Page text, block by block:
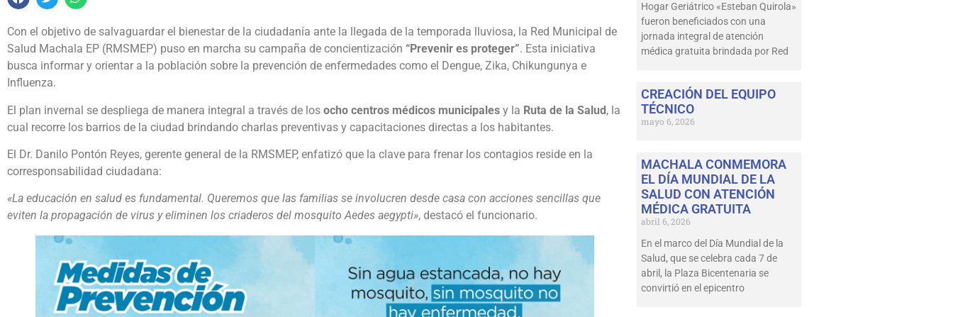
Con el objetivo de salvaguardar el bienestar de la ciudadanía ante la llegada de la temporada lluviosa, la Red Municipal de
Salud Machala EP (RMSMEP) puso en marcha su campaña de concientización “Prevenir es proteger”. Esta iniciativa
busca informar y orientar a la población sobre la prevención de enfermedades como el Dengue, Zika, Chikungunya e
Influenza.
El plan invernal se despliega de manera integral a través de los ocho centros médicos municipales y la Ruta de la Salud, la
cual recorre los barrios de la ciudad brindando charlas preventivas y capacitaciones directas a los habitantes.
El Dr. Danilo Pontón Reyes, gerente general de la RMSMEP, enfatizó que la clave para frenar los contagios reside en la
corresponsabilidad ciudadana:
«La educación en salud es fundamental. Queremos que las familias se involucren desde casa con acciones sencillas que
eviten la propagación de virus y eliminen los criaderos del mosquito Aedes aegypti», destacó el funcionario.
Hogar Geriátrico «Esteban Quirola»
fueron beneficiados con una
jornada integral de atención
médica gratuita brindada por Red
CREACIÓN DEL EQUIPO
TÉCNICO
mayo 6, 2026
MACHALA CONMEMORA
EL DÍA MUNDIAL DE LA
SALUD CON ATENCIÓN
MÉDICA GRATUITA
abril 6, 2026
En el marco del Día Mundial de la
Salud, que se celebra cada 7 de
abril, la Plaza Bicentenaria se
convirtió en el epicentro